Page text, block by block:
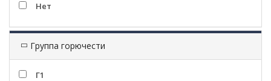
Нет
Группа горючести
Г1